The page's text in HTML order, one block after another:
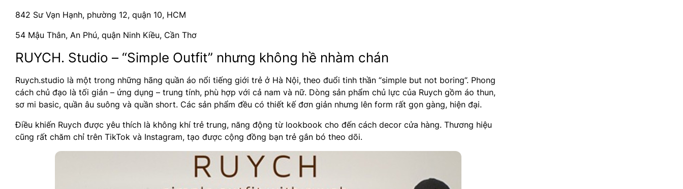
842 Sư Vạn Hạnh, phường 12, quận 10, HCM
54 Mậu Thân, An Phú, quận Ninh Kiều, Cần Thơ
RUYCH. Studio – “Simple Outfit” nhưng không hề nhàm chán
Ruych.studio là một trong những hãng quần áo nổi tiếng giới trẻ ở Hà Nội, theo đuổi tinh thần “simple but not boring”. Phong
cách chủ đạo là tối giản – ứng dụng – trung tính, phù hợp với cả nam và nữ. Dòng sản phẩm chủ lực của Ruych gồm áo thun,
sơ mi basic, quần âu suông và quần short. Các sản phẩm đều có thiết kế đơn giản nhưng lên form rất gọn gàng, hiện đại.
Điều khiến Ruych được yêu thích là không khí trẻ trung, năng động từ lookbook cho đến cách decor cửa hàng. Thương hiệu
cũng rất chăm chỉ trên TikTok và Instagram, tạo được cộng đồng bạn trẻ gắn bó theo dõi.